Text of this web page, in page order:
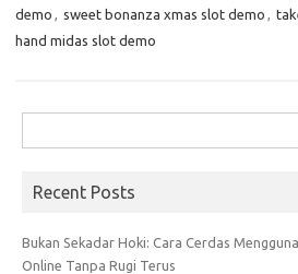
demo , sweet bonanza xmas slot demo ,
hand midas slot demo
for:
Recent Posts
Bukan Sekadar Hoki: Cara Cerdas
Online Tanpa Rugi Terus